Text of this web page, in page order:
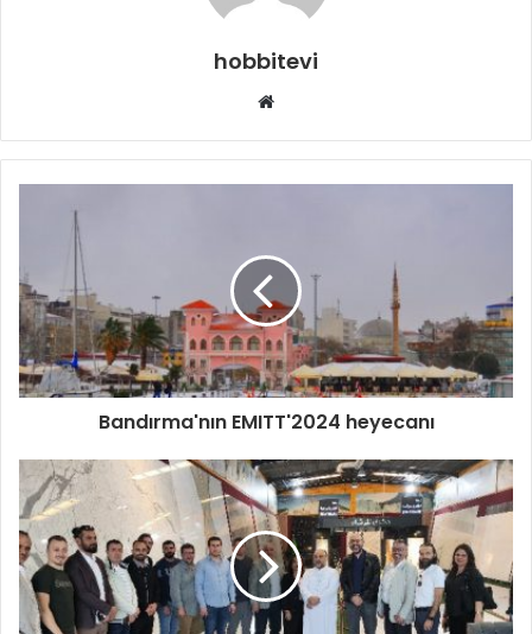
hobbitevi
Web
Bandırma'nın EMITT'2024 heyecanı